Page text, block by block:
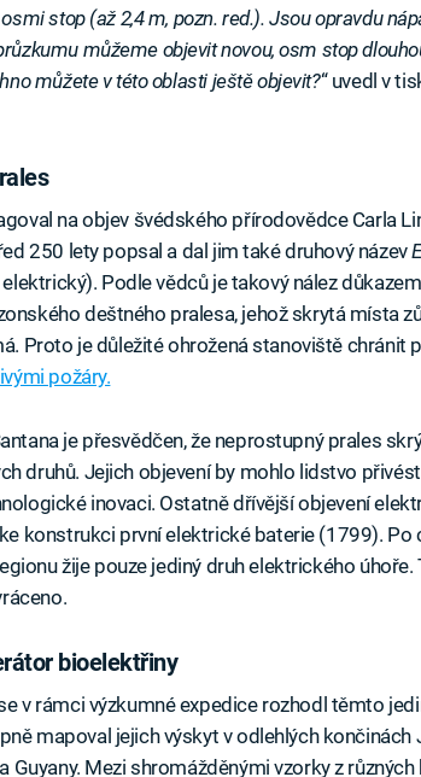
stop (až 2,4 m, pozn. red.). Jsou opravdu
můžeme objevit novou, osm stop
můžete v této oblasti ještě objevit?“ uvedl v
na objev švédského přírodovědce Carla
250 lety popsal a dal jim také druhový název
Podle vědců je takový nález
deštného pralesa, jehož skrytá místa
Proto je důležité ohrožená stanoviště chránit
požáry.
je přesvědčen, že neprostupný prales
druhů. Jejich objevení by mohlo lidstvo
inovaci. Ostatně dřívější objevení
konstrukci první elektrické baterie (1799). Po
žije pouze jediný druh elektrického úhoře.
bioelektřiny
v rámci výzkumné expedice rozhodl těmto
mapoval jejich výskyt v odlehlých končinách
Guyany. Mezi shromážděnými vzorky z